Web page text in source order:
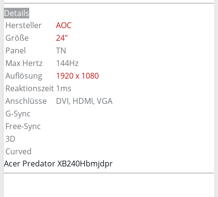
Details
Hersteller
AOC
Größe
24"
Panel
TN
Max Hertz
144Hz
Auflösung
1920 x 1080
Reaktionszeit 1ms
Anschlüsse
DVI, HDMI, VGA
G-Sync
Free-Sync
3D
Curved
Acer Predator XB240Hbmjdpr